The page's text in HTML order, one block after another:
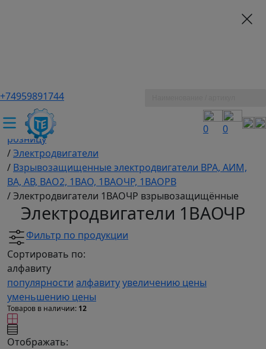
+74959891744
0 0
ТЕХЭКСПЕРТ российский производитель частотные
преобразователи, насосы, и вентиляция
/Промышленное оборудование купить оптом и в
розницу
/Электродвигатели
/ Взрывозащищенные электродвигатели ВРА, АИМ,
ВА, АВ, ВАO2, 1ВАО, 1ВАОЧР, 1ВАОРВ
/Электродвигатели 1ВАОЧР взрывозащищённые
Электродвигатели 1ВАОЧР
Фильтр по продукции
Сортировать по:
алфавиту
популярности алфавитуувеличению цены
уменьшению цены
Товаров в наличии: 12
Отображать: